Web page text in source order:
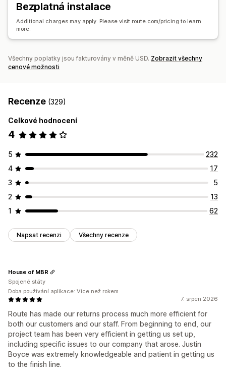
Důvody vrácení
Více jazyků
Sledování vrácení
E-mailová oznámení
Vlastní prosazování značky Správa vracení peněz
Analytika
Bezplatná instalace
Additional charges may apply. Please visit route.com/pricing to learn
more.
Všechny poplatky jsou fakturovány v měně USD. Zobrazit všechny
cenové možnosti
Recenze (329)
Celkové hodnocení
4
5
232
4
17
3
5
2
13
1
62
Napsat recenzi Všechny recenze
7. srpen 2026
Route has made our returns process much more efficient for
both our customers and our staff. From beginning to end, our
project team has been very efficient in getting us set up,
including specific issues to our company that arose. Justin
Boyce was extremely knowledgeable and patient in getting us
to the finish line.
House of MBR
Spojené státy
Doba používání aplikace: Více než rokem